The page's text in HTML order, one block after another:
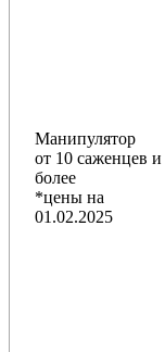
Манипулятор
от 10 саженцев и
более
*цены на
01.02.2025